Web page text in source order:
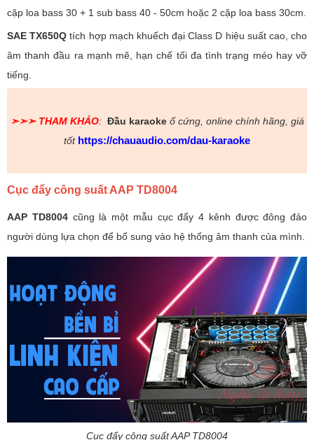
cặp loa bass 30 + 1 sub bass 40 - 50cm hoặc 2 cặp loa bass 30cm.
SAE TX650Q tích hợp mạch khuếch đại Class D hiệu suất cao, cho
âm thanh đầu ra mạnh mẽ, hạn chế tối đa tình trạng méo hay vỡ
tiếng.
➣➣➣ THAM KHẢO: Đầu karaoke ổ cứng, online chính hãng, giá
tốt https://chauaudio.com/dau-karaoke
Cục đẩy công suất AAP TD8004
AAP TD8004cũng là một mẫu cục đẩy 4 kênh được đông đảo
người dùng lựa chọn để bổ sung vào hệ thống âm thanh của mình.
Cục đẩy công suất AAP TD8004